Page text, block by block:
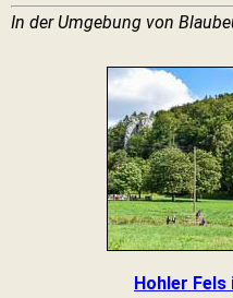
In der Umgebung von
Hohler Fels